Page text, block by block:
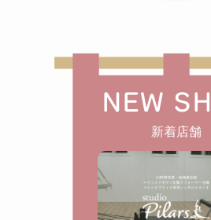
NEW
新着店舗